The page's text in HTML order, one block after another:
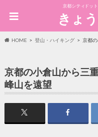
京都シティドッ
きょ
HOME 登山・ハイキング 京都
京都の小倉山から三
峰山を遠望